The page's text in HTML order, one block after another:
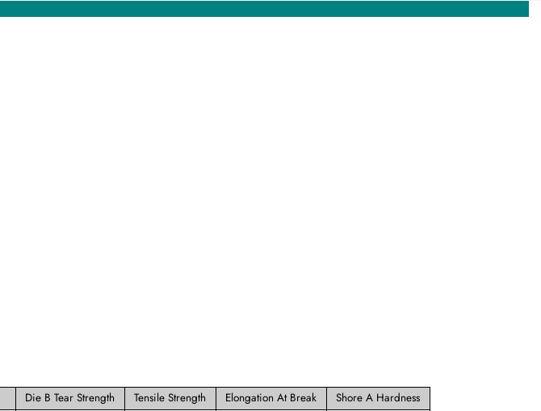
Die B Tear Strength Tensile Strength Elongation At Break
Shore A Hardness